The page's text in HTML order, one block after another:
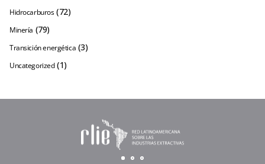
Hidrocarburos (72)
Minería (79)
Transición energética (3)
Uncategorized (1)